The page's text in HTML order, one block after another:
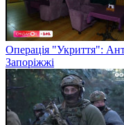
Операція "Укриття":
Запоріжжі